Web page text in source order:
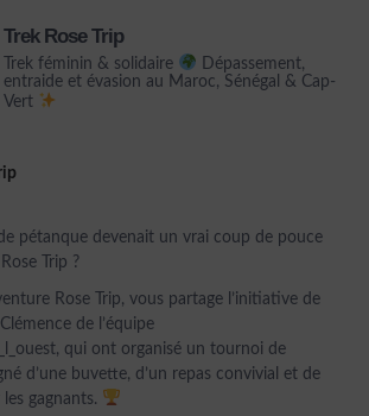
Trek Rose Trip
Trek féminin & solidaire
Dépassement,
entraide et évasion au Maroc, Sénégal & Cap-
Vert
pétanque devenait un vrai coup de pouce
Trip ?
Rose Trip, vous partage l’initiative de
de l’équipe
qui ont organisé un tournoi de
d’une buvette, d’un repas convivial et de
gagnants.